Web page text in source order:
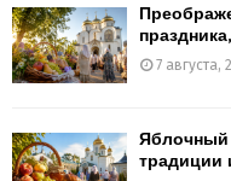
7 августа,
Яблочный
традиции